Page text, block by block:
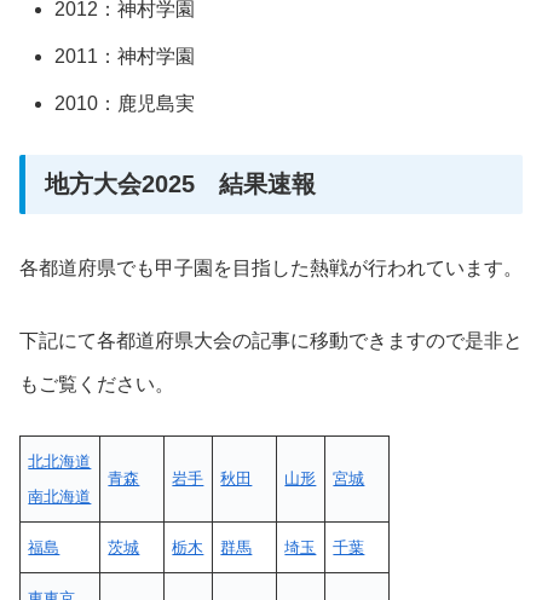
2012：神村学園
2011：神村学園
2010：鹿児島実
地方大会2025 結果速報
各都道府県でも甲子園を目指した熱戦が行われています。
下記にて各都道府県大会の記事に移動できますので是非と
もご覧ください。
北北海道
南北海道
青森 岩手 秋田 山形 宮城
福島 茨城 栃木 群馬 埼玉 千葉